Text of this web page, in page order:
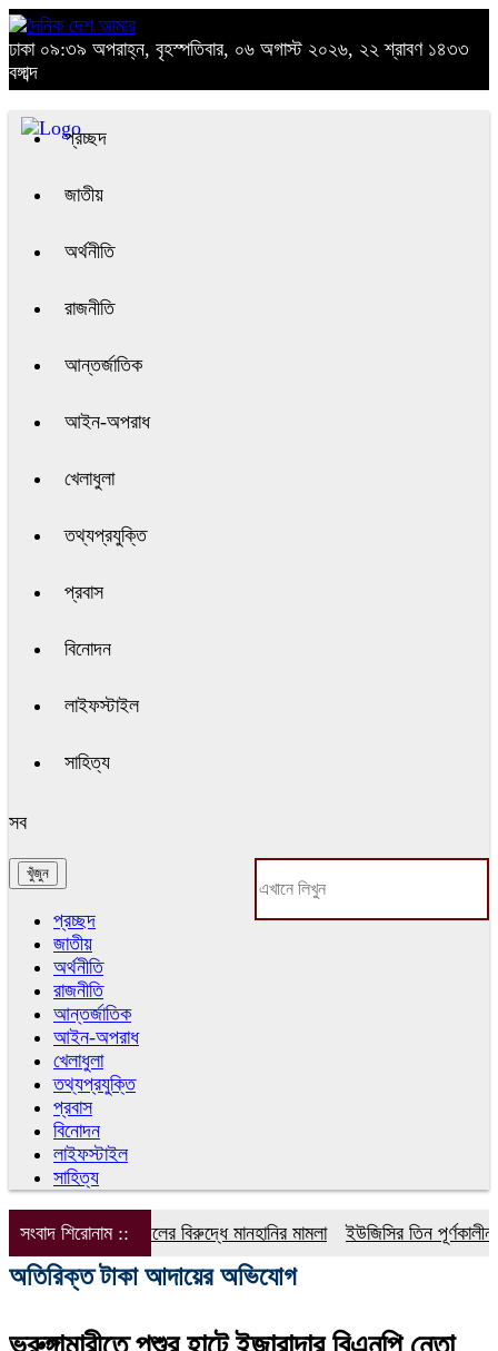
ঢাকা ০৯:৩৯ অপরাহ্ন, বৃহস্পতিবার, ০৬ অগাস্ট ২০২৬, ২২ শ্রাবণ ১৪৩৩
বঙ্গাব্দ
প্রচ্ছদ
জাতীয়
অর্থনীতি
রাজনীতি
আন্তর্জাতিক
আইন-অপরাধ
খেলাধুলা
তথ্যপ্রযুক্তি
প্রবাস
বিনোদন
লাইফস্টাইল
সাহিত্য
সব
প্রচ্ছদ
জাতীয়
অর্থনীতি
রাজনীতি
আন্তর্জাতিক
আইন-অপরাধ
খেলাধুলা
তথ্যপ্রযুক্তি
প্রবাস
বিনোদন
লাইফস্টাইল
সাহিত্য
সংবাদ শিরোনাম ::ডিপজলের বিরুদ্ধে মানহানির মামলা ইউজিসির তিন পূর্ণকালীন
অতিরিক্ত টাকা আদায়ের অভিযোগ